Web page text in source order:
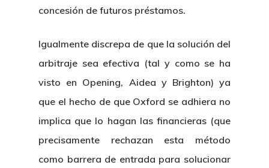
concesión de futuros préstamos.
Igualmente discrepa de que la solución del
arbitraje sea efectiva (tal y como se ha
visto en Opening, Aidea y Brighton) ya
que el hecho de que Oxford se adhiera no
implica que lo hagan las financieras (que
precisamente rechazan esta método
como barrera de entrada para solucionar